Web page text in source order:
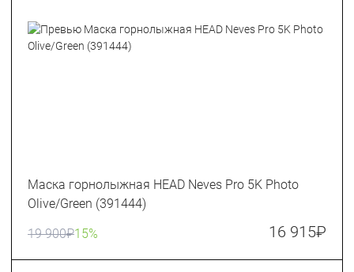
Маска горнолыжная HEAD Neves Pro 5K Photo
Olive/Green (391444)
19 900₽15% 16 915₽